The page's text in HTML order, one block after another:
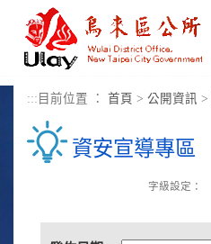
進入內容區塊
::: 目前位置 ： 首頁 > 公開資訊 >
資安宣導專區
字級設定：